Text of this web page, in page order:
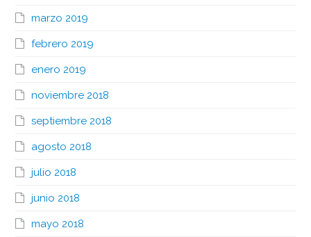
marzo 2019
febrero 2019
enero 2019
noviembre 2018
septiembre 2018
agosto 2018
julio 2018
junio 2018
mayo 2018